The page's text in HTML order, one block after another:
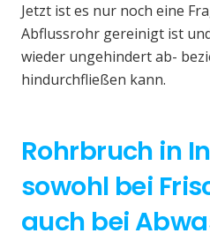
Jetzt ist es nur noch eine
Abflussrohr gereinigt ist
wieder ungehindert ab-
hindurchfließen kann.
Rohrbruch in
sowohl bei
auch bei